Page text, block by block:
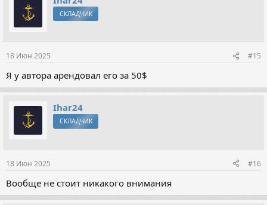
СКЛАДЧИК
18 Июн 2025 #15
Я у автора арендовал его за 50$
Ihar24
СКЛАДЧИК
18 Июн 2025 #16
Вообще не стоит никакого внимания